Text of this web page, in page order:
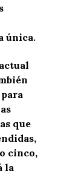
única.
que
cinco,
la